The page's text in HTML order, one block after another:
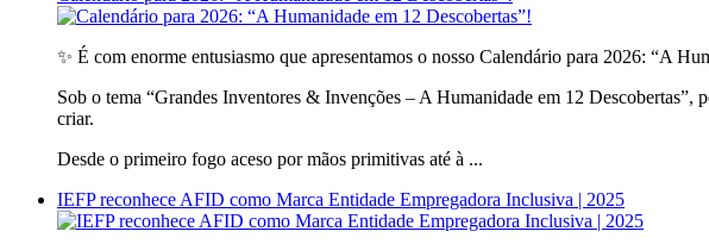
✨ É com enorme entusiasmo que apresentamos o nosso Calendário para 2026: “A
Sob o tema “Grandes Inventores & Invenções – A Humanidade em 12 Descobertas”,
criar.
Desde o primeiro fogo aceso por mãos primitivas até à ...
IEFP reconhece AFID como Marca Entidade Empregadora Inclusiva | 2025